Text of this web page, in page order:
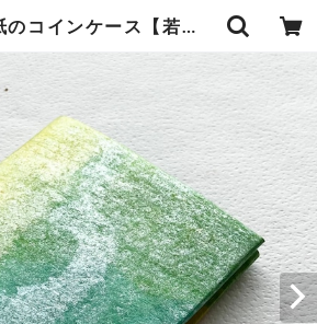
黒谷和紙のコインケース【若葉】 | 暮らしの中の和紙のかたち